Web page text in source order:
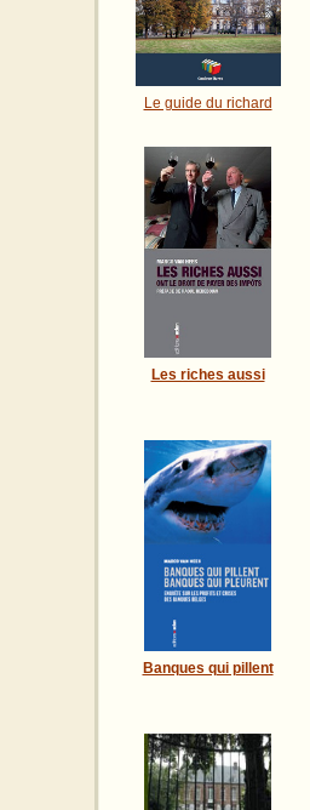
Le guide du richard
Les riches aussi
Banques qui pillent